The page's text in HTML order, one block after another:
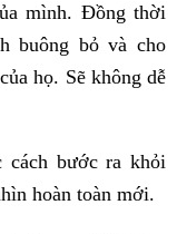
mình. Đồng thời
buông bỏ và cho
họ. Sẽ không dễ
cách bước ra khỏi
hoàn toàn mới.